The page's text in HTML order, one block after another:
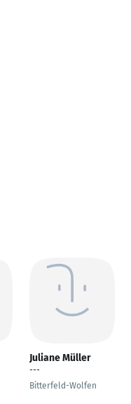
Juliane Müller
---
Bitterfeld-Wolfen